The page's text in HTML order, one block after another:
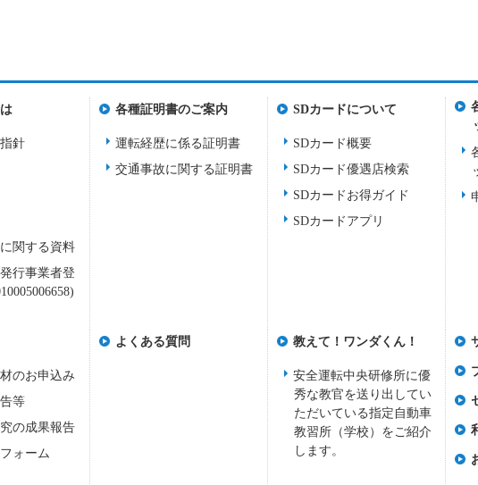
針
関する資料
行事業者登
各種証明書のご案内
運転経歴に係る証明書
交通事故に関する証明書
SDカードについて
SDカード概要
SDカード優遇店検索
SDカードお得ガイド
SDカードアプリ
のお申込み
等
の成果報告
ォーム
よくある質問 教えて！ワンダくん！
安全運転中央研修所に優
秀な教官を送り出してい
ただいている指定自動車
教習所（学校）をご紹介
します。